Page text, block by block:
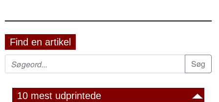
Find en artikel
10 mest udprintede